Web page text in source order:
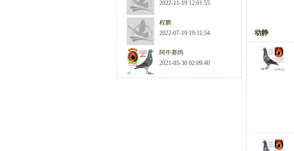
2022-11-19 12:01:55
程鹏
2022-07-19 19:31:54
阿牛赛鸽
2021-05-30 02:09:40
动静